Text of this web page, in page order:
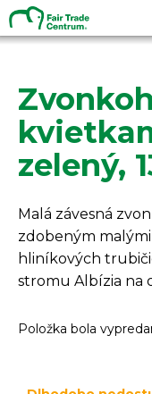
Prejsť
na
obsah
zelený,
Malá závesná
zdobeným
hliníkových
stromu Albízia na
Položka bola
K
o
Späť
Späť
Č
o
p
o
r
e
b
u
e